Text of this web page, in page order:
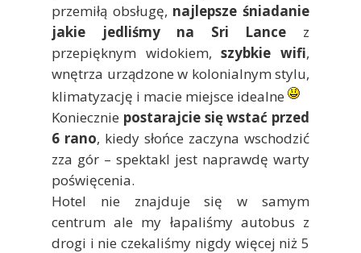
przemiłą obsługę, najlepsze śniadanie
jakie jedliśmy na Sri Lance z
przepięknym widokiem,szybkie wifi,
wnętrza urządzone w kolonialnym stylu,
klimatyzację i macie miejsce idealne
Koniecznie postarajcie się wstać przed
6 rano, kiedy słońce zaczyna wschodzić
zza gór – spektakl jest naprawdę warty
poświęcenia.
Hotel nie znajduje się w samym
centrum ale my łapaliśmy autobus z
drogi i nie czekaliśmy nigdy więcej niż 5